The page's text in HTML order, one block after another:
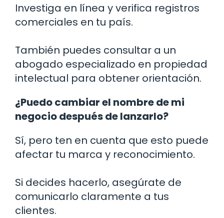
Investiga en línea y verifica registros
comerciales en tu país.
También puedes consultar a un
abogado especializado en propiedad
intelectual para obtener orientación.
¿Puedo cambiar el nombre de mi
negocio después de lanzarlo?
Sí, pero ten en cuenta que esto puede
afectar tu marca y reconocimiento.
Si decides hacerlo, asegúrate de
comunicarlo claramente a tus
clientes.